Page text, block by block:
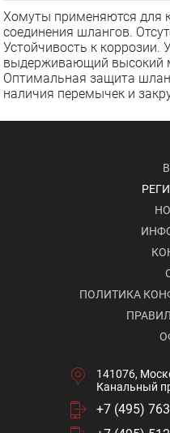
Хомуты применяются для
соединения шлангов.
Устойчивость к коррозии.
выдерживающий высокий
Оптимальная защита
наличия перемычек и
ПОЛИТИКА
141076,
Канальный
+7 (495)